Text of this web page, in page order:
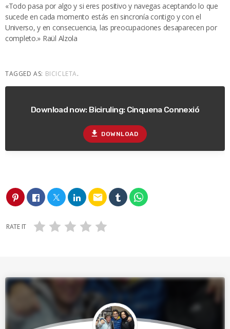
«Todo pasa por algo y si eres positivo y navegas aceptando lo que
sucede en cada momento estás en sincronía contigo y con el
Universo, y en consecuencia, las preocupaciones desaparecen por
completo.» Raül Alzola
TAGGED AS: BICICLETA.
Download now: Biciruling: Cinquena Connexió
file_download DOWNLOAD
email
RATE IT